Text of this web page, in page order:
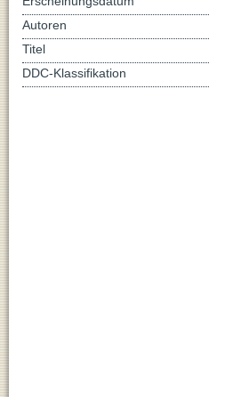
Autoren
Titel
DDC-Klassifikation